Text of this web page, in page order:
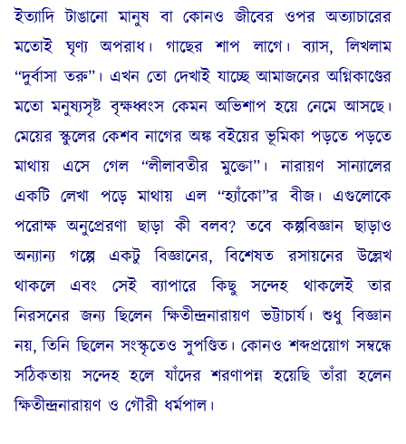
ইত্যাদি টাঙানো মানুষ বা কোনও জীবের ওপর অত্যাচারের
মতোই ঘৃণ্য অপরাধ। গাছের শাপ লাগে। ব্যাস, লিখলাম
“দুর্বাসা তরু”। এখন তো দেখাই যাচ্ছে আমাজনের অগ্নিকাণ্ডের
মতো মনুষ্যসৃষ্ট বৃক্ষধ্বংস কেমন অভিশাপ হয়ে নেমে আসছে।
মেয়ের স্কুলের কেশব নাগের অঙ্ক বইয়ের ভূমিকা পড়তে পড়তে
মাথায় এসে গেল “লীলাবতীর মুক্তো”। নারায়ণ সান্যালের
একটি লেখা পড়ে মাথায় এল “হ্যাঁকো”র বীজ। এগুলোকে
পরোক্ষ অনুপ্রেরণা ছাড়া কী বলব? তবে কল্পবিজ্ঞান ছাড়াও
অন্যান্য গল্পে একটু বিজ্ঞানের, বিশেষত রসায়নের উল্লেখ
থাকলে এবং সেই ব্যাপারে কিছু সন্দেহ থাকলেই তার
নিরসনের জন্য ছিলেন ক্ষিতীন্দ্রনারায়ণ ভট্টাচার্য। শুধু বিজ্ঞান
নয়, তিনি ছিলেন সংস্কৃতেও সুপণ্ডিত। কোনও শব্দপ্রয়োগ সম্বন্ধে
সঠিকতায় সন্দেহ হলে যাঁদের শরণাপন্ন হয়েছি তাঁরা হলেন
ক্ষিতীন্দ্রনারায়ণ ও গৌরী ধর্মপাল।